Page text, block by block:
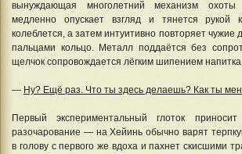
вынуждающая многолетний механизм
медленно опускает взгляд и тянется рукой
колеблется, а затем интуитивно повторяет чужие
пальцами кольцо. Металл поддаётся без
щелчок сопровождается лёгким шипением
— Ну? Ещё раз. Что ты здесь делаешь? Как ты
Первый экспериментальный глоток
разочарование — на Хейинь обычно варят
в голову с первого же вдоха и пахнет скисшими